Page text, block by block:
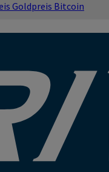
Goldpreis Bitcoin